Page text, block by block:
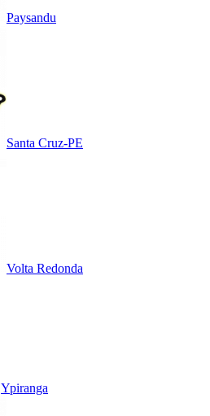
Paysandu
Santa Cruz-PE
Volta Redonda
Ypiranga